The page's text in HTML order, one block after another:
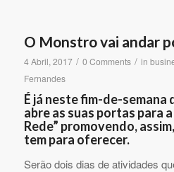
O Monstro vai andar
4 Abril, 2017 / 0 Comments / in
Fernandes
É já neste fim-de-semana
abre as suas portas para
Rede” promovendo,
tem para oferecer.
Serão dois dias de atividades